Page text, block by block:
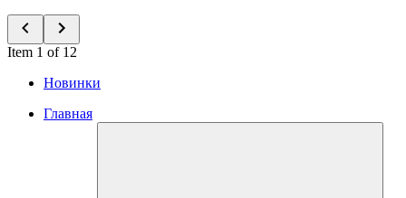
Item 1 of 12
Новинки
Главная